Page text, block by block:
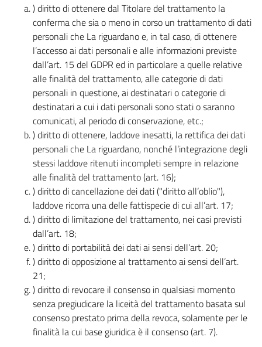
) diritto di ottenere dal Titolare del trattamento la
conferma che sia o meno in corso un trattamento di dati
personali che La riguardano e, in tal caso, di ottenere
l’accesso ai dati personali e alle informazioni previste
dall’art. 15 del GDPR ed in particolare a quelle relative
alle finalità del trattamento, alle categorie di dati
personali in questione, ai destinatari o categorie di
destinatari a cui i dati personali sono stati o saranno
comunicati, al periodo di conservazione, etc.;
) diritto di ottenere, laddove inesatti, la rettifica dei dati
personali che La riguardano, nonché l’integrazione degli
stessi laddove ritenuti incompleti sempre in relazione
alle finalità del trattamento (art. 16);
) diritto di cancellazione dei dati ("diritto all’oblio"),
laddove ricorra una delle fattispecie di cui all’art. 17;
) diritto di limitazione del trattamento, nei casi previsti
dall’art. 18;
) diritto di portabilità dei dati ai sensi dell’art. 20;
) diritto di opposizione al trattamento ai sensi dell’art.
21;
) diritto di revocare il consenso in qualsiasi momento
senza pregiudicare la liceità del trattamento basata sul
consenso prestato prima della revoca, solamente per le
finalità la cui base giuridica è il consenso (art. 7).